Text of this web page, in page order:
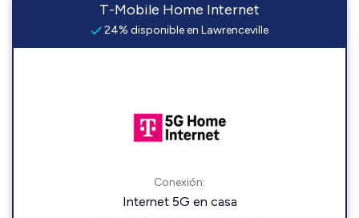
T-Mobile Home Internet
24% disponible en Lawrenceville
Conexión:
Internet 5G en casa